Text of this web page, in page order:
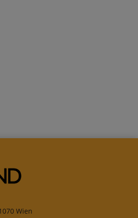
Wien